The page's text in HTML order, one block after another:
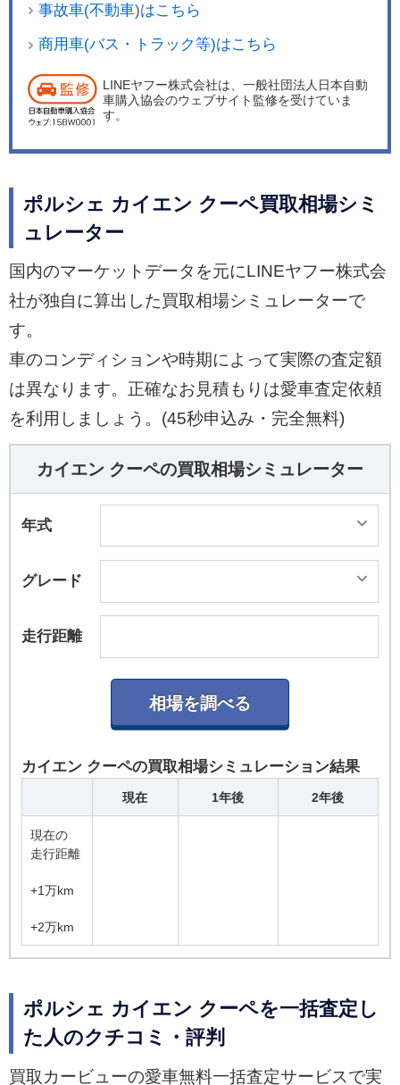
トドア、ドアシル、レブカウンター、ヘッドレス
トには「GTS」ロゴがあしらわれている。
事故車(不動車)はこちら
商用車(バス・トラック等)はこちら
LINEヤフー株式会社は、一般社団法人日本自動
車購入協会のウェブサイト監修を受けていま
す。
ポルシェ カイエン クーペ買取相場シミ
ュレーター
国内のマーケットデータを元にLINEヤフー株式会
社が独自に算出した買取相場シミュレーターで
す。
車のコンディションや時期によって実際の査定額
は異なります。正確なお見積もりは愛車査定依頼
を利用しましょう。(45秒申込み・完全無料)
カイエン クーペの買取相場シミュレーター
年式
グレード
走行距離
カイエン クーペの買取相場シミュレーション結果
現在 1年後 2年後
現在の
走行距離
+1万km
+2万km
ポルシェ カイエン クーペを一括査定し
た人のクチコミ・評判
買取カービューの愛車無料一括査定サービスで実